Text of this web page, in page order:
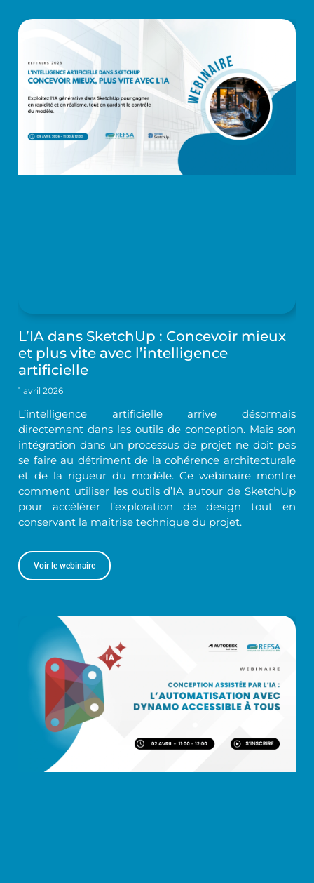
L’IA dans SketchUp : Concevoir mieux
et plus vite avec l’intelligence
artificielle
1 avril 2026
L’intelligence artificielle arrive désormais
directement dans les outils de conception. Mais son
intégration dans un processus de projet ne doit pas
se faire au détriment de la cohérence architecturale
et de la rigueur du modèle. Ce webinaire montre
comment utiliser les outils d’IA autour de SketchUp
pour accélérer l’exploration de design tout en
conservant la maîtrise technique du projet.
Voir le webinaire